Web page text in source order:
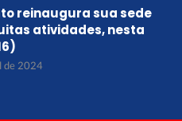
reinaugura sua sede
atividades, nesta
de 2024